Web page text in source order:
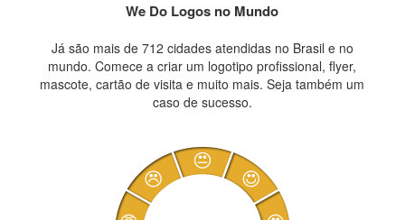
We Do Logos no Mundo
Já são mais de 712 cidades atendidas no Brasil e no
mundo. Comece a criar um logotipo profissional, flyer,
mascote, cartão de visita e muito mais. Seja também um
caso de sucesso.